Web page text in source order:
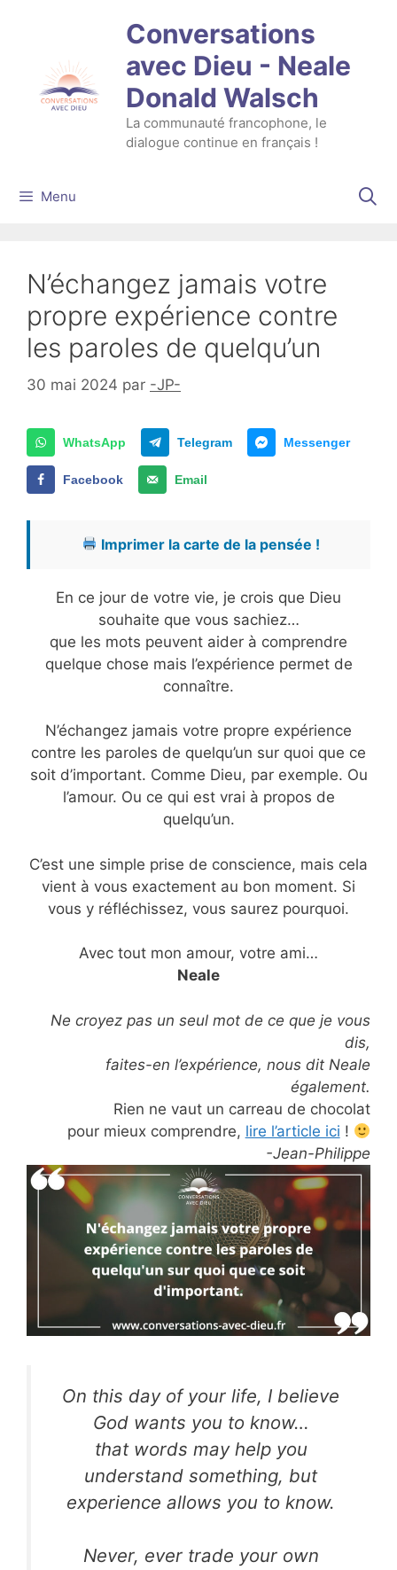
Conversations
avec Dieu - Neale
Donald Walsch
La communauté francophone, le
dialogue continue en français !
Menu
N’échangez jamais votre
propre expérience contre
les paroles de quelqu’un
30 mai 2024 par -JP-
WhatsApp Telegram Messenger
Facebook Email
Imprimer la carte de la pensée !
En ce jour de votre vie, je crois que Dieu
souhaite que vous sachiez…
que les mots peuvent aider à comprendre
quelque chose mais l’expérience permet de
connaître.
N’échangez jamais votre propre expérience
contre les paroles de quelqu’un sur quoi que ce
soit d’important. Comme Dieu, par exemple. Ou
l’amour. Ou ce qui est vrai à propos de
quelqu’un.
C’est une simple prise de conscience, mais cela
vient à vous exactement au bon moment. Si
vous y réfléchissez, vous saurez pourquoi.
Avec tout mon amour, votre ami…
Neale
Ne croyez pas un seul mot de ce que je vous
dis,
faites-en l’expérience, nous dit Neale
également.
Rien ne vaut un carreau de chocolat
pour mieux comprendre, lire l’article ici !
-Jean-Philippe
On this day of your life, I believe
God wants you to know…
that words may help you
understand something, but
experience allows you to know.
Never, ever trade your own